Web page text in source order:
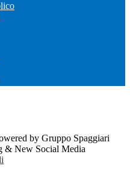
by Gruppo Spaggiari
& New Social Media